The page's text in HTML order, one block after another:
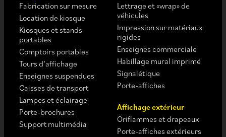
Fabrication sur mesure
Location de kiosque
Kiosques et stands
portables
Comptoirs portables
Tours d’affichage
Enseignes suspendues
Caisses de transport
Lampes et éclairage
Porte-brochures
Support multimédia
Lettrage et «wrap» de
véhicules
Impression sur matériaux
rigides
Enseignes commerciale
Habillage mural imprimé
Signalétique
Porte-affiches
Affichage extérieur
Oriflammes et drapeaux
Porte-affiches extérieurs